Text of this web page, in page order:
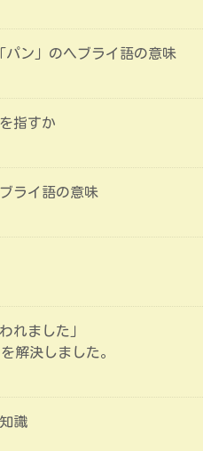
ン」のヘブライ語の意味
指すか
ライ語の意味
れました」
を解決しました。
識